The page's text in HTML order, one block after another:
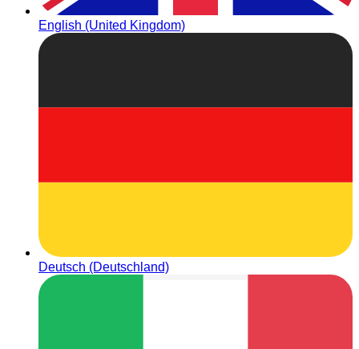
English (United Kingdom)
Deutsch (Deutschland)